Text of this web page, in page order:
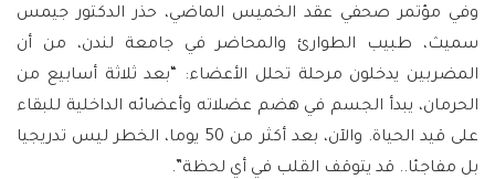
وفي مؤتمر صحفي عقد الخميس الماضي، حذر الدكتور جيمس
سميث، طبيب الطوارئ والمحاضر في جامعة لندن، من أن
المضربين يدخلون مرحلة تحلل الأعضاء: “بعد ثلاثة أسابيع من
الحرمان، يبدأ الجسم في هضم عضلاته وأعضائه الداخلية للبقاء
على قيد الحياة. والآن، بعد أكثر من 50 يوما، الخطر ليس تدريجيا
بل مفاجئا.. قد يتوقف القلب في أي لحظة”.